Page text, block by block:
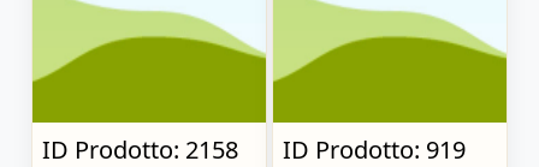
ID Prodotto: 2158
ID Prodotto: 919